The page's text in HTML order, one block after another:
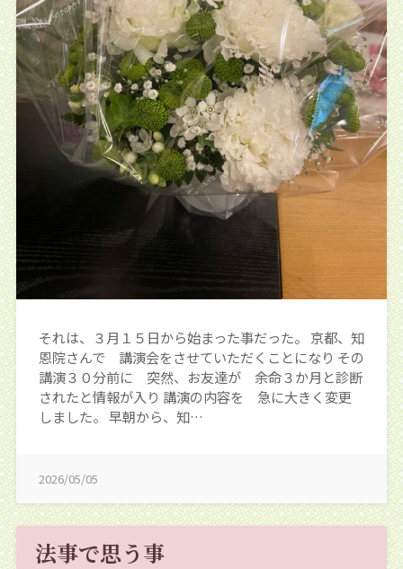
それは、３月１５日から始まった事だった。 京都、知
恩院さんで 講演会をさせていただくことになり その
講演３０分前に 突然、お友達が 余命３か月と診断
されたと情報が入り 講演の内容を 急に大きく変更
しました。 早朝から、知…
2026/05/05
法事で思う事